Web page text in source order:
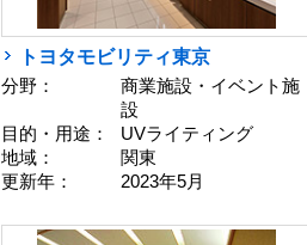
トヨタモビリティ東京
分野：
商業施設・イベント施
設
目的・用途：
UVライティング
地域：
関東
更新年：
2023年5月